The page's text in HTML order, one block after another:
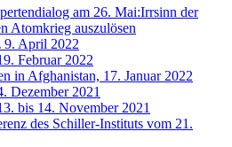
am 26. Mai:Irrsinn der
Atomkrieg auszulösen
9. April 2022
Februar 2022
in Afghanistan, 17. Januar 2022
Dezember 2021
bis 14. November 2021
des Schiller-Instituts vom 21.